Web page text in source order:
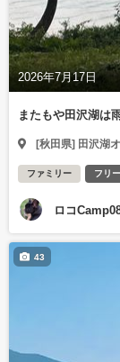
2026年7月17日
またもや田沢湖は
[秋田県] 田沢湖
ファミリー フリ
ロコ
43